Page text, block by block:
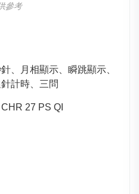
參考
、月相顯示、瞬跳顯示、
計時、三問
27 PS QI